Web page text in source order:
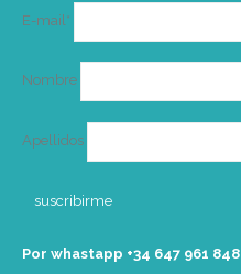
E-mail*
Nombre
Apellidos
Por whastapp +34 ‭647 961 848‬